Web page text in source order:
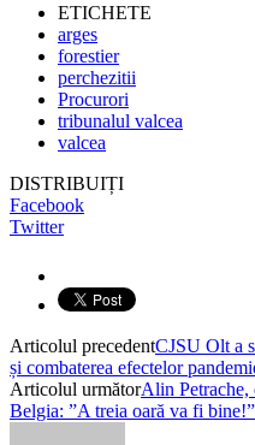
ETICHETE
arges
forestier
perchezitii
Procurori
tribunalul valcea
valcea
DISTRIBUIȚI
Facebook
Twitter
Articolul precedentCJSU Olt a
și combaterea efectelor
Articolul următorAlin Petrache,
Belgia: ”A treia oară va fi bine!”